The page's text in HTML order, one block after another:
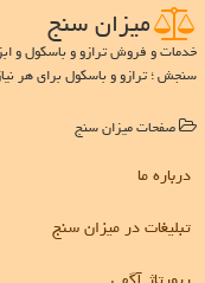
میزان سنج
خدمات و فروش ترازو و باسکول و
سنجش ؛ ترازو و باسکول برای هر
صفحات میزان سنج
درباره ما
تبلیغات در میزان سنج